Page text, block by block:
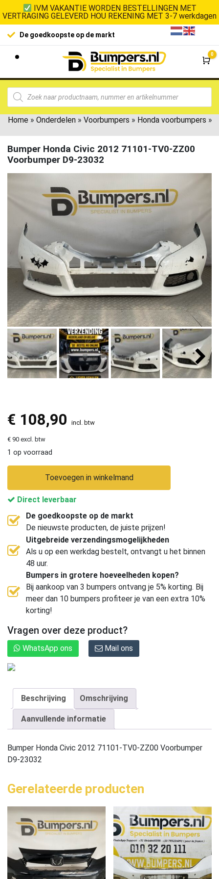
IVM VAKANTIE WORDEN BESTELLINGEN MET
VERTRAGING GELEVERD HOU REKENING MET 3-7 werkdagen
De goedkoopste op de markt
0
Home » Onderdelen » Voorbumpers » Honda voorbumpers »
Bumper Honda Civic 2012 71101-TV0-ZZ00
Voorbumper D9-23032
€ 108,90 incl. btw
€ 90 excl. btw
1 op voorraad
Toevoegen in winkelmand
Direct leverbaar
De goedkoopste op de markt
De nieuwste producten, de juiste prijzen!
Uitgebreide verzendingsmogelijkheden
Als u op een werkdag bestelt, ontvangt u het binnen
48 uur.
Bumpers in grotere hoeveelheden kopen?
Bij aankoop van 3 bumpers ontvang je 5% korting. Bij
meer dan 10 bumpers profiteer je van een extra 10%
korting!
Vragen over deze product?
WhatsApp ons Mail ons
Beschrijving Omschrijving
Aanvullende informatie
Bumper Honda Civic 2012 71101-TV0-ZZ00 Voorbumper
D9-23032
Gerelateerde producten